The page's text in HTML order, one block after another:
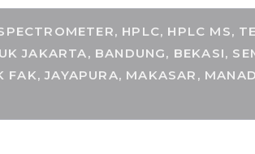
HPLC, HPLC MS,
JAKARTA, BANDUNG, BEKASI,
JAYAPURA, MAKASAR,